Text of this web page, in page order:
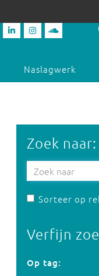
Naslagwerk
Zoek naar:
Sorteer op
Verfijn
Op tag: